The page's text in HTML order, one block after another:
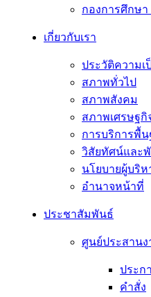
กองการศึกษ
เกี่ยวกับเรา
ประวัติความเ
สภาพทั่วไป
สภาพสังคม
สภาพเศรษฐกิ
การบริการพื้
วิสัยทัศน์และ
นโยบายผู้บริห
อํานาจหน้าที่
ประชาสัมพันธ์
ศูนย์ประสานง
ประก
คำสั่ง